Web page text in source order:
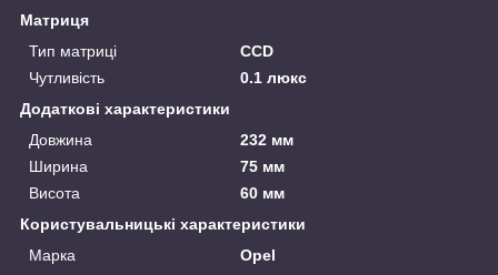
Матриця
Тип матриці
CCD
Чутливість
0.1 люкс
Додаткові характеристики
Довжина
232 мм
Ширина
75 мм
Висота
60 мм
Користувальницькі характеристики
Марка
Opel